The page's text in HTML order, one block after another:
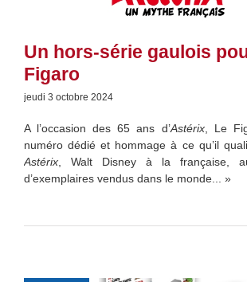
Un hors-série gaulois
Figaro
jeudi 3 octobre 2024
A l’occasion des 65 ans d’Astérix, Le
numéro dédié et hommage à ce qu’il
Astérix , Walt Disney à la française,
d’exemplaires vendus dans le monde... »